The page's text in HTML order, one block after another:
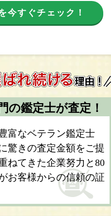
今すぐチェック！
の鑑定士が査定！
富なベテラン鑑定士
驚きの査定金額をご提
ねてきた企業努力と80
お客様からの信頼の証